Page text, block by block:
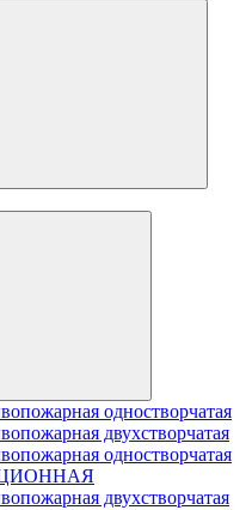
одностворчатая
двухстворчатая
одностворчатая
двухстворчатая